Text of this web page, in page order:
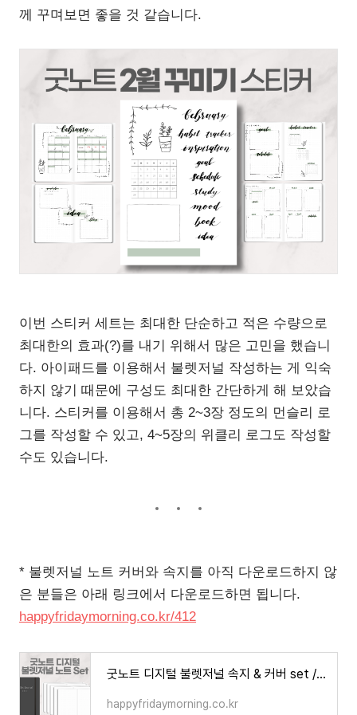
께 꾸며보면 좋을 것 같습니다.
이번 스티커 세트는 최대한 단순하고 적은 수량으로
최대한의 효과(?)를 내기 위해서 많은 고민을 했습니
다. 아이패드를 이용해서 불렛저널 작성하는 게 익숙
하지 않기 때문에 구성도 최대한 간단하게 해 보았습
니다. 스티커를 이용해서 총 2~3장 정도의 먼슬리 로
그를 작성할 수 있고, 4~5장의 위클리 로그도 작성할
수도 있습니다.
* 불렛저널 노트 커버와 속지를 아직 다운로드하지 않
은 분들은 아래 링크에서 다운로드하면 됩니다.
happyfridaymorning.co.kr/412
굿노트 디지털 불렛저널 속지 & 커버 set / Digital Bullet Journal template free
happyfridaymorning.co.kr